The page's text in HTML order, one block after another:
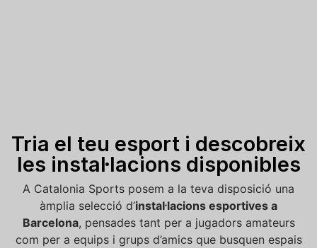
Tria el teu esport i descobreix
les instal·lacions disponibles
A Catalonia Sports posem a la teva disposició una
àmplia selecció d’instal·lacions esportives a
Barcelona, pensades tant per a jugadors amateurs
com per a equips i grups d’amics que busquen espais